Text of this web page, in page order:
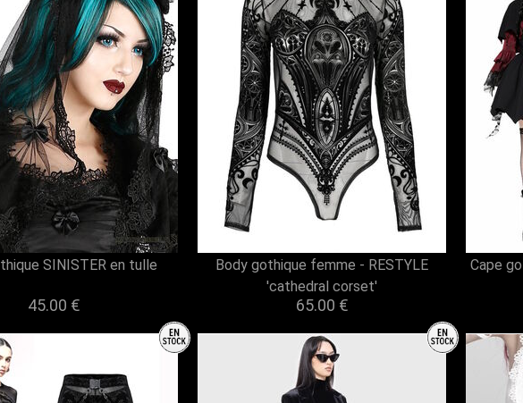
SINISTER en tulle
45.00 €
Body gothique femme - RESTYLE
'cathedral corset'
65.00 €
Cape